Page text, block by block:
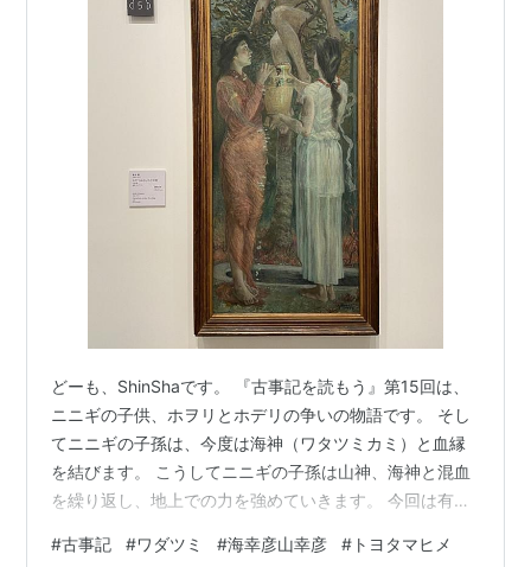
どーも、ShinShaです。 『古事記を読もう』第15回は、
ニニギの子供、ホヲリとホデリの争いの物語です。 そし
てニニギの子孫は、今度は海神（ワタツミカミ）と血縁
を結びます。 こうしてニニギの子孫は山神、海神と混血
を繰り返し、地上での力を強めていきます。 今回は有名
思わせるワタツミ宮。 水を操る神、敵を溺（おぼれ）れ
#古事記 #ワダツミ #海幸彦山幸彦 # トヨタマヒメ